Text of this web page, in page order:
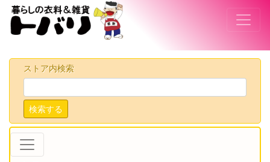
ストア内検索
検索する